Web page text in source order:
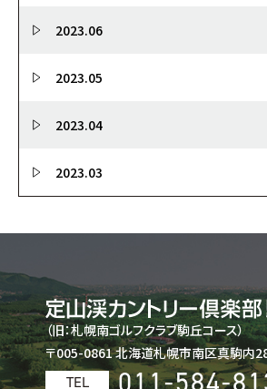
2023.06
2023.05
2023.04
2023.03
（旧：札幌南ゴルフクラブ駒丘コース）
〒005-0861 北海道札幌市南区真駒内
TEL